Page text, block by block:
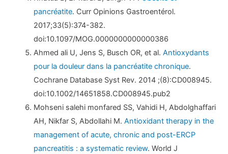
pancréatite. Curr Opinions Gastroentérol.
2017;33(5):374-382.
doi:10.1097/MOG.0000000000000386
Ahmed ali U, Jens S, Busch OR, et al.Antioxydants
pour la douleur dans la pancréatite chronique.
Cochrane Database Syst Rev. 2014 ;(8):CD008945.
doi:10.1002/14651858.CD008945.pub2
Mohseni salehi monfared SS, Vahidi H, Abdolghaffari
AH, Nikfar S, Abdollahi M.Antioxidant therapy in the
management of acute, chronic and post-ERCP
pancreatitis : a systematic review. World J